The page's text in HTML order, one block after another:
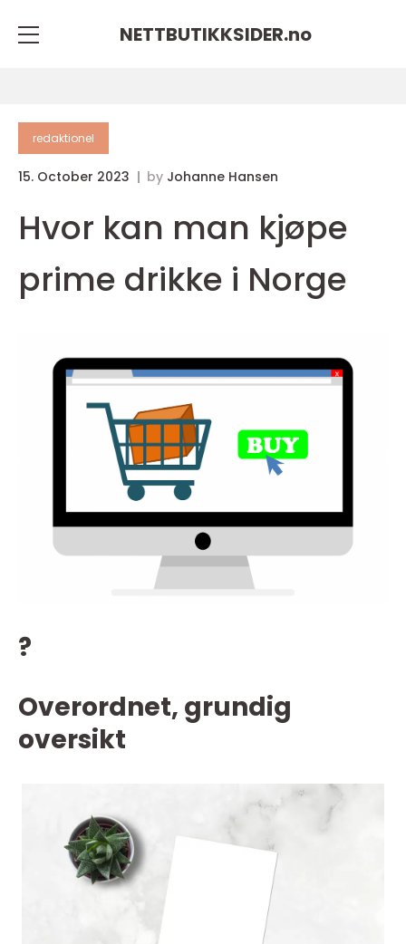
NETTBUTIKKSIDER.no
redaktionel
15. October 2023 by Johanne Hansen
Hvor kan man kjøpe
prime drikke i Norge
?
Overordnet, grundig
oversikt